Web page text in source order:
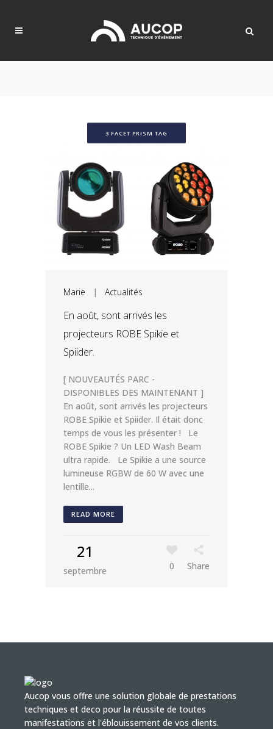
3 FACET PRISM TAG
Marie | Actualités
En août, sont arrivés les
projecteurs ROBE Spikie et
Spiider.
[ NOUVEAUTÉS PARC -
DISPONIBLES DES MAINTENANT ]
En août, sont arrivés les projecteurs
ROBE Spikie et Spiider. Il était donc
temps de vous les présenter ! Le
ROBE Spikie ? Un LED Wash Beam
ultra rapide. Le Spikie a une source
lumineuse RGBW de 60 W avec une
lentille...
READ MORE
21
septembre 0 Share
Aucop vous offre une solution globale de prestations
techniques et deco pour la réussite de toutes
manifestations et l'éblouissement de vos clients.